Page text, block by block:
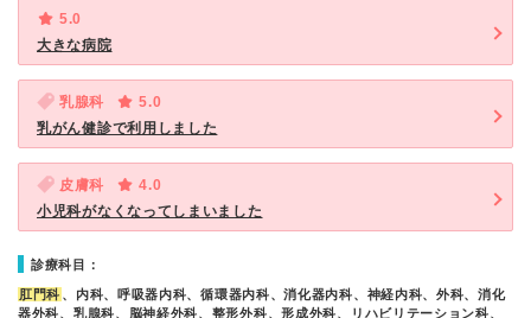
5.0
大きな病院
乳腺科
5.0
乳がん健診で利用しました
皮膚科
4.0
小児科がなくなってしまいました
診療科目：
肛門科 、内科、呼吸器内科、循環器内科、消化器内科、神経内科、外科、消化
器外科、乳腺科、脳神経外科、整形外科、形成外科、リハビリテーション科、